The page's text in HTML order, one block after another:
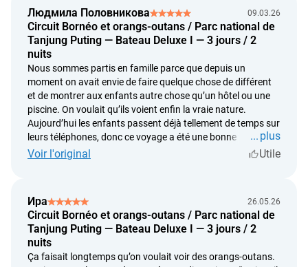
d’intimité ;
rideaux imperméables de protection sur le pont ouvert
pendant la saison des pluies.
premiers secours et extincteur ;
réserve d’eau douce : 2200 litres.
les remboursements sont effectués au taux de change fixé
par la Banque d'Indonésie le jour du paiement ;
nous procédons à un remboursement intégral si le
prestataire ne peut pas fournir le service ;
nous examinons la demande de remboursement dans un
délai allant jusqu'à 5 jours calendaires à compter de la
date de la demande du client ;
nous effectuons le remboursement dans un délai de 14
jours calendaires à compter de la date de la demande du
Людмила Половникова 09.03.26
Circuit Bornéo et orangs-outans / Parc national de
Tanjung Puting — Bateau Deluxe I — 3 jours / 2
nuits
Nous sommes partis en famille parce que depuis un
moment on avait envie de faire quelque chose de différent
et de montrer aux enfants autre chose qu’un hôtel ou une
piscine. On voulait qu’ils voient enfin la vraie nature.
Aujourd’hui les enfants passent déjà tellement de temps sur
leurs téléphones, donc ce voyage a été une bonne façon de
les sortir un peu de tout ça. Ce que j’ai préféré, c’était
en lui-même nous a beaucoup marqués. Tu avances
doucement sur la rivière, il y a la jungle partout autour,
aucun bruit… on a vraiment l’impression d’être dans un
autre monde. À un moment je me suis dit que c’était
exactement pour ça qu’on aime voyager. Franchement très
plus
Voir l'original
Utile
Ира 26.05.26
Circuit Bornéo et orangs-outans / Parc national de
Tanjung Puting — Bateau Deluxe I — 3 jours / 2
nuits
Ça faisait longtemps qu’on voulait voir des orangs-outans.